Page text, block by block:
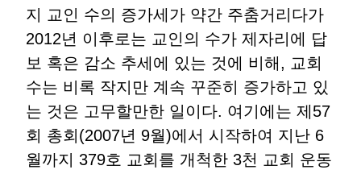
지 교인 수의 증가세가 약간 주춤거리다가
2012년 이후로는 교인의 수가 제자리에 답
보 혹은 감소 추세에 있는 것에 비해, 교회
수는 비록 작지만 계속 꾸준히 증가하고 있
는 것은 고무할만한 일이다. 여기에는 제57
회 총회(2007년 9월)에서 시작하여 지난 6
월까지 379호 교회를 개척한 3천 교회 운동